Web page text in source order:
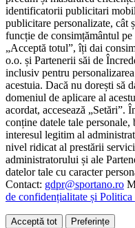
identificatorii publicitari
publicitare personalizate, cât
funcție de consimțământul
„Acceptă totul”, îți dai
o.o. și Partenerii săi de
inclusiv pentru
acestuia. Dacă nu dorești să
domeniul de aplicare al
acordat, accesează „Setări”.
conține datele tale
interesul legitim al
nivel ridicat al prestării
administratorului și ale
datelor tale cu caracter
Contact: gdpr@sportano.ro
de confidențialitate și
Acceptă tot Preferințe